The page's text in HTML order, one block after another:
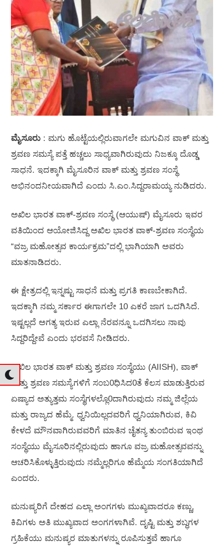
ಮೈಸೂರು : ಮಗು ಹೊಟ್ಟೆಯಲ್ಲಿರುವಾಗಲೇ ಮಗುವಿನ ವಾಕ್ ಮತ್ತು
ಶ್ರವಣ ಸಮಸ್ಯೆ ಪತ್ತೆ ಹಚ್ಚಲು ಸಾಧ್ಯವಾಗಿರುವುದು ನಿಜಕ್ಕೂ ದೊಡ್ಡ
ಸಾಧನೆ. ಇದಕ್ಕಾಗಿ ಮೈಸೂರಿನ ವಾಕ್ ಮತ್ತು ಶ್ರವಣ ಸಂಸ್ಥೆ
ಅಭಿನಂದನೀಯವಾಗಿದೆ ಎಂದು ಸಿ.ಎಂ.ಸಿದ್ದರಾಮಯ್ಯ ನುಡಿದರು.
ಅಖಿಲ ಭಾರತ ವಾಕ್-ಶ್ರವಣ ಸಂಸ್ಥೆ (ಆಯುಷ್) ಮೈಸೂರು ಇವರ
ವತಿಯಿಂದ ಆಯೋಜಿಸಿದ್ದ ಅಖಿಲ ಭಾರತ ವಾಕ್-ಶ್ರವಣ ಸಂಸ್ಥೆಯ
“ವಜ್ರ ಮಹೋತ್ಸವ ಕಾರ್ಯಕ್ರಮ”ದಲ್ಲಿ ಭಾಗಿಯಾಗಿ ಅವರು
ಮಾತನಾಡಿದರು.
ಈ ಕ್ಷೇತ್ರದಲ್ಲಿ ಇನ್ನಷ್ಟು ಸಾಧನೆ ಮತ್ತು ಪ್ರಗತಿ ಕಾಣಬೇಕಾಗಿದೆ.
ಇದಕ್ಕಾಗಿ ನಮ್ಮ‌ ಸರ್ಕಾರ ಈಗಾಗಲೇ 10 ಎಕರೆ ಜಾಗ ಒದಗಿಸಿದೆ.
ಇಷ್ಟಲ್ಲದೆ ಅಗತ್ಯ ಇರುವ ಎಲ್ಲಾ ನೆರವನ್ನೂ ಒದಗಿಸಲು ನಾವು
ಸಿದ್ದರಿದ್ದೇವೆ ಎಂದು ಭರವಸೆ ನೀಡಿದರು.
ಅಖಿಲ ಭಾರತ ವಾಕ್ ಮತ್ತು ಶ್ರವಣ ಸಂಸ್ಥೆಯು (AIISH), ವಾಕ್
ಮತ್ತು ಶ್ರವಣ ಸಮಸ್ಯೆಗಳಿಗೆ ಸಂಬ0ಧಿಸಿದ0ತೆ ಕೆಲಸ ಮಾಡುತ್ತಿರುವ
ಏಷ್ಯಾದ ಅತ್ಯುತ್ತಮ ಸಂಸ್ಥೆಗಳಲ್ಲೊ0ದಾಗಿರುವುದು ನಮ್ಮ ಜಿಲ್ಲೆಯ
ಮತ್ತು ರಾಜ್ಯದ ಹೆಮ್ಮೆ. ಧ್ವನಿಯಿಲ್ಲದವರಿಗೆ ಧ್ವನಿಯಾಗಿರುವ, ಕಿವಿ
ಕೇಳದೆ ಮೌನವಾಗಿರುವವರಿಗೆ ಮಾತಿನ ಚೈತನ್ಯ ತುಂಬಿರುವ ಇಂಥ
ಸಂಸ್ಥೆಯು ಮೈಸೂರಿನಲ್ಲಿರುವುದು ಹಾಗೂ ವಜ್ರ ಮಹೋತ್ಸವವನ್ನು
ಆಚರಿಸಿಕೊಳ್ಳುತ್ತಿರುವುದು ನಮ್ಮೆಲ್ಲರಿಗೂ ಹೆಮ್ಮೆಯ ಸಂಗತಿಯಾಗಿದೆ
ಎಂದರು.
ಮನುಷ್ಯರಿಗೆ ದೇಹದ ಎಲ್ಲಾ ಅಂಗಗಳು ಮುಖ್ಯವಾದರೂ ಕಣ್ಣು,
ಕಿವಿಗಳು ಅತಿ ಮುಖ್ಯವಾದ ಅಂಗಗಳಾಗಿವೆ. ದೃಷ್ಟಿ ಮತ್ತು ಶಬ್ಧಗಳ
ಗ್ರಹಿಕೆಯು ಮನುಷ್ಯರ ಮಾತುಗಳನ್ನು ರೂಪಿಸುತ್ತವೆ ಹಾಗೂ